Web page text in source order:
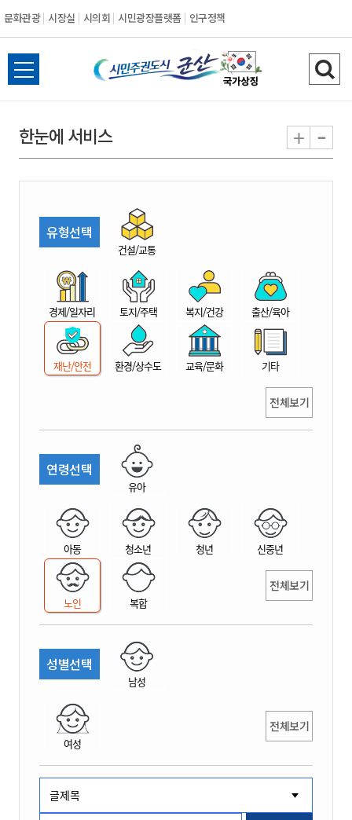
문화관광 시장실 시의회 시민광장플랫폼 인구정책
시
민
권
시
산
전
체
뉴
열
검
색
기
한눈에 서비스 + -
유형선택
건설/교통
경제/일자리 토지/주택 복지/건강 출산/육아
재난/안전 환경/상수도 교육/문화 기타
전체보기
연령선택
유아
아동 청소년 청년 신중년
노인 복합
전체보기
성별선택
남성
여성
전체보기